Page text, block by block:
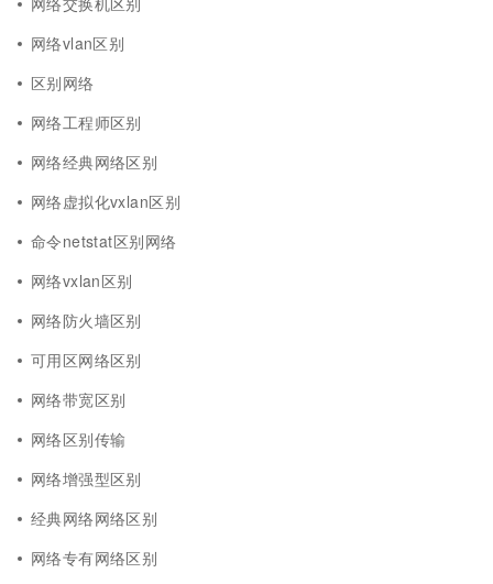
网络vlan区别
区别网络
网络工程师区别
网络经典网络区别
网络虚拟化vxlan区别
命令netstat区别网络
网络vxlan区别
网络防火墙区别
可用区网络区别
网络带宽区别
网络区别传输
网络增强型区别
经典网络网络区别
网络专有网络区别